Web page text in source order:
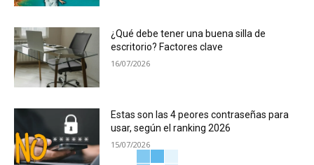
¿Qué debe tener una buena silla de
escritorio? Factores clave
16/07/2026
Estas son las 4 peores contraseñas para
usar, según el ranking 2026
15/07/2026